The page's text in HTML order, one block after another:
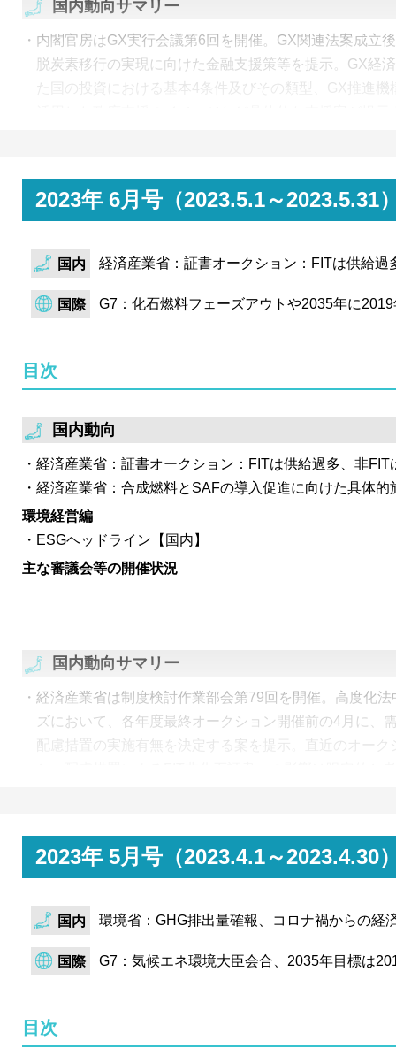
国内動向サマリー
内閣官房はGX実行会議第6回を開催。GX関連法案成立
脱炭素移行の実現に向けた金融支援策等を提示。GX経
た国の投資における基本4条件及びその類型、GX推進
キーム検討や、低炭素水素・アンモニアの炭素集約度基
経済産業省はカーボンリサイクルロードマップを策定。
年改訂のカーボンリサイクル技術ロードマップに対し、
課題、アクション等を整理。2050年のCO2利用量の最
算、各製品分野の2030年・2040年以降のターゲット製
経済産業省はネガティブエミッション市場創出に向けた
発表。代表的なNETsについて現状分析と今後の方向性
整理。
環境省・経済産業省は温室効果ガス算定・報告・公表制
検討会第6回を開催。今年度の主な検討項目は①電気使
らクレジットの環境価値を除いた、新基礎排出係数案を
2023年 6月号（2023.5.1～
国内 経済産業省：証書オークション：FITは供給過
国際 G7：化石燃料フェーズアウトや2035年に
目次
国内動向
経済産業省：証書オークション：FITは供給過多、非FIT
経済産業省：合成燃料とSAFの導入促進に向けた具体的
環境経営編
ESGヘッドライン【国内】
主な審議会等の開催状況
国内動向サマリー
経済産業省は制度検討作業部会第79回を開催。高度化
ズにおいて、各年度最終オークション開催前の4月に、
配慮措置の実施有無を決定する案を提示。直近のオーク
経済産業省は合成燃料（e-fuel）官民協議会（第2回）
3回）の2つの協議会を開催。各燃料の導入促進に向け
年代前半までに商用化」に前倒し。SAFでは燃料供給側
して、SAF供給・利用の義務化を求めることを検討。
2023年 5月号（2023.4.1～
国内 環境省：GHG排出量確報、コロナ禍からの経
国際 G7：気候エネ環境大臣会合、2035年目標は
目次